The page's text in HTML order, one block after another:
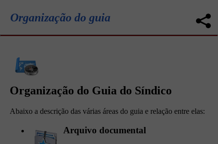
Organização do guia
Organização do Guia do Síndico
Abaixo a descrição das várias áreas do guia e relação entre elas:
Arquivo documental